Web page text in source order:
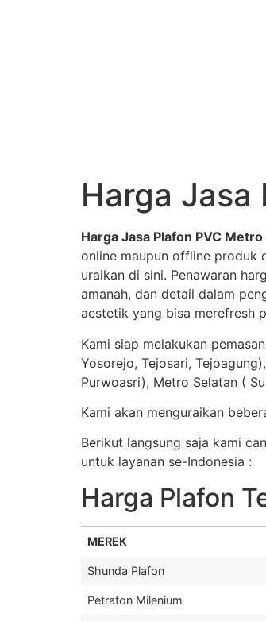
Harga Jasa
Harga Jasa Plafon PVC Metro
online maupun offline produk
uraikan di sini. Penawaran
amanah, dan detail dalam
aestetik yang bisa merefresh
Kami siap melakukan
Yosorejo, Tejosari,
Purwoasri), Metro Selatan (
Kami akan menguraikan
Berikut langsung saja kami
untuk layanan se-Indonesia :
Harga Plafon
MEREK
Shunda Plafon
Petrafon Milenium